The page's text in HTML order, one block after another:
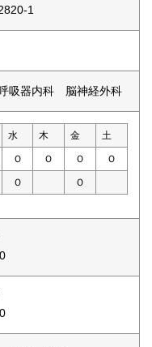
1
吸器内科 脳神経外科
水 木 金 土
Ｏ Ｏ Ｏ Ｏ
Ｏ Ｏ